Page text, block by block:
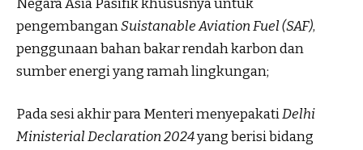
Negara Asia Pasifik khususnya untuk
pengembanganSuistanable Aviation Fuel (SAF),
penggunaan bahan bakar rendah karbon dan
sumber energi yang ramah lingkungan;
Pada sesi akhir para Menteri menyepakatiDelhi
Ministerial Declaration 2024yang berisi bidang